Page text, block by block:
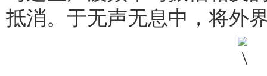
抵消。于无声无息中，将外